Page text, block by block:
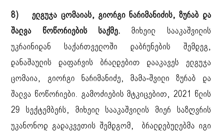
8) ელგუჯა ცომაიას, გიორგი ნარიმანიძის, ზურაბ და
შალვა წოწორიების საქმე. მიხეილ სააკაშვილის
უკრაინიდან საქართველოში დაბრუნების შემდეგ,
დანაშაულის დაფარვის ბრალდებით დააკავეს ელგუჯა
ცომაია, გიორგი ნარიმანიძე, მამა-შვილი ზურაბ და
შალვა წოწორიები. გამოძიების მტკიცებით, 2021 წლის
29 სექტემბერს, მიხეილ სააკაშვილის მიერ საზღვრის
უკანონოდ გადაკვეთის შემდგომ, ბრალდებულებმა იგი